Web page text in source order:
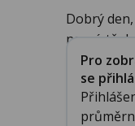
Dobrý
na místě
Pro
se